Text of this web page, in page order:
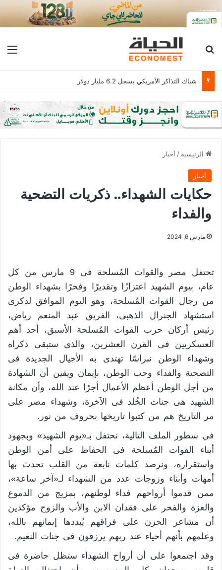
بحث عن
شباك التذاكر الأمريكي يسجل 6.2 مليار دولار
الرئيسية / أخبار
أخبار
حكايات الشهداء.. ذكريات التضحية
والفداء
مارس 6, 2024
تحتفل مصر والقوات المُسلحة فى 9 مارس من كل
عام، بيوم الشهيد اعتزازًا وتقديرًا وفخرًا بشهداء الوطن
من رجال القوات المُسلحة، وهو اليوم الموافق لذكرى
استشهاد الجنرال الذهبى، الفريق عبد المنعم رياض،
رئيس أركان حرب القوات المُسلحة الأسبق، أحد أهم
العسكريين فى القرن العشرين، والذى ستبقى ذكراه
وشهداء الوطن نبراسًا تهتدى به الأجيال الجديدة فى
التضحية والفداء وحب الوطن، بإيمان ويقين أن الشهادة
من أجل الوطن أعظم الأعمال أجرًا عند الله، وأن مكانة
الشهيد هى جنات الخُلد فى الآخرة، وشهداء مصر على
مر التاريخ هم من كتبوا تاريخها بحروف من نور.
في سطور الملف التالية، نحتفل بـ«يوم الشهيد» وبجهود
أبناء القوات المُسلحة فى الحفاظ على أمن الوطن
واستقراره، ونرصد كلمات نابعة من القلب تحدث بها
أمهات وأبناء وزوجات عدد من الشهداء لـ«آخر ساعة»،
ممن قدموا أرواحهم فداء لوطنهم، بمزيج من الدموع
والعزة والفخر على فقدان الابن والأب والزوج مؤكدين
أن مشاعر الحزن على فراقهم يُبددها إيمانهم بالله،
وعلمهم بأنهم أحياء عند ربهم يرزقون فى جنات النعيم.
وقد اجتمعوا على أن أرواح الشهداء ستظل حاضرة فى